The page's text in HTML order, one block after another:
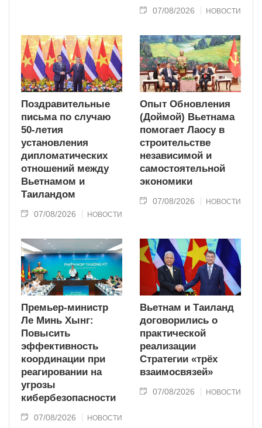
07/08/2026 НОВОСТИ
Поздравительные
письма по случаю
50-летия
установления
дипломатических
отношений между
Вьетнамом и
Таиландом
07/08/2026 НОВОСТИ
Опыт Обновления
(Доймой) Вьетнама
помогает Лаосу в
строительстве
независимой и
самостоятельной
экономики
07/08/2026 НОВОСТИ
Премьер-министр
Ле Минь Хынг:
Повысить
эффективность
координации при
реагировании на
угрозы
кибербезопасности
07/08/2026 НОВОСТИ
Вьетнам и Таиланд
договорились о
практической
реализации
Стратегии «трёх
взаимосвязей»
07/08/2026 НОВОСТИ